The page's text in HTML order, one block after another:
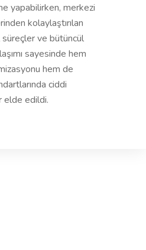
yapabilirken, merkezi
kolaylaştırılan
ve bütüncül
sayesinde hem
hem de
ciddi
elde edildi.